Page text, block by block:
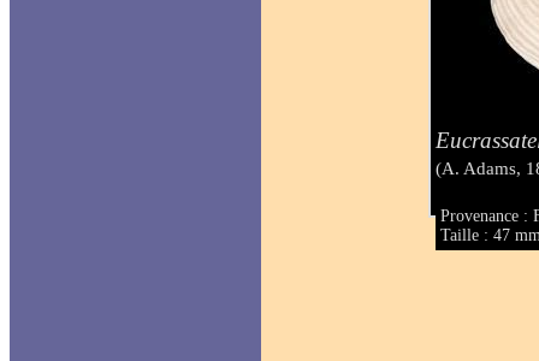
(A. Adams,
Provenance :
Taille : 47